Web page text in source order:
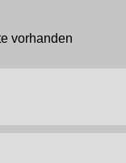
vorhanden